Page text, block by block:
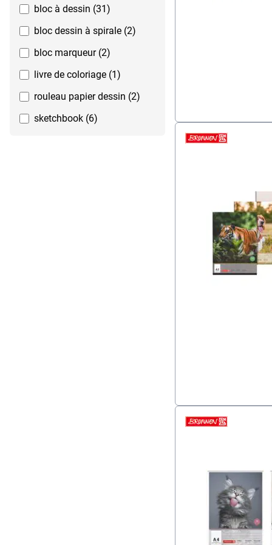
bloc à dessin (31)
bloc dessin à spirale (2)
bloc marqueur (2)
livre de coloriage (1)
rouleau papier dessin (2)
sketchbook (6)